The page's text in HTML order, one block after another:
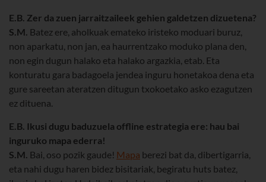
E.B. Zer da zuen jarraitzaileek gehien galdetzen dizuetena?
S.M. Batez ere, aholkuak emateko iristeko moduari buruz,
non aparkatu, non jan, ea haurrentzako moduko plana den,
non egin dugun halako eta halako argazkia, etab. Eta
konturatu gara badagoela jendea inguru honetakoa dena eta
gure sareetan ateratzen ditugun txokoetako asko ezagutzen
ez dituena.
E.B. Ikusi dugu baduzuela offline estrategia ere: hau bai
inguruko mapa ederra!
S.M. Bai, oso pozik gaude! Mapa berezi bat da, dibertigarria,
eta nahi dugu haren bidez bisitariak, begiratu huts batez,